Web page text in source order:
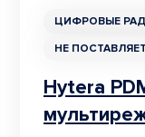
ЦИФРОВЫЕ
НЕ
Hytera